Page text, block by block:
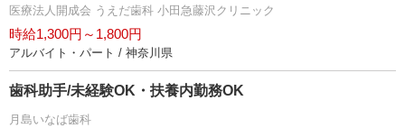
医療法人開成会 うえだ歯科 小田急藤沢クリニック
時給1,300円～1,800円
アルバイト・パート / 神奈川県
歯科助手/未経験OK・扶養内勤務OK
月島いなば歯科